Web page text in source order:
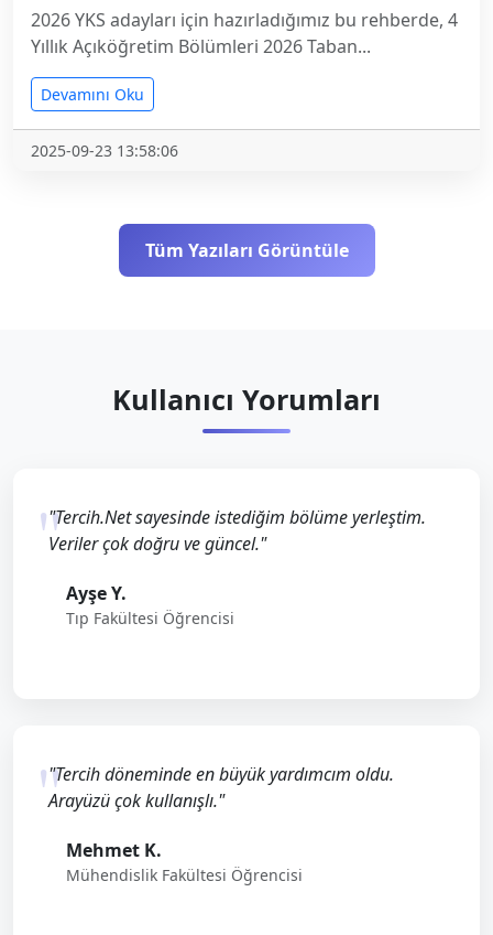
2026 YKS adayları için hazırladığımız bu rehberde, 4
Yıllık Açıköğretim Bölümleri 2026 Taban...
Devamını Oku
2025-09-23 13:58:06
Tüm Yazıları Görüntüle
Kullanıcı Yorumları
"Tercih.Net sayesinde istediğim bölüme yerleştim.
Veriler çok doğru ve güncel."
Ayşe Y.
Tıp Fakültesi Öğrencisi
"Tercih döneminde en büyük yardımcım oldu.
Arayüzü çok kullanışlı."
Mehmet K.
Mühendislik Fakültesi Öğrencisi